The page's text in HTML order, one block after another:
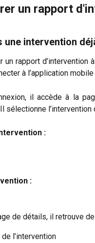
un rapport
une intervention
un rapport d’intervention
à l’application
il accède à la
sélectionne
:
:
de détails, il retrouve
l’intervention